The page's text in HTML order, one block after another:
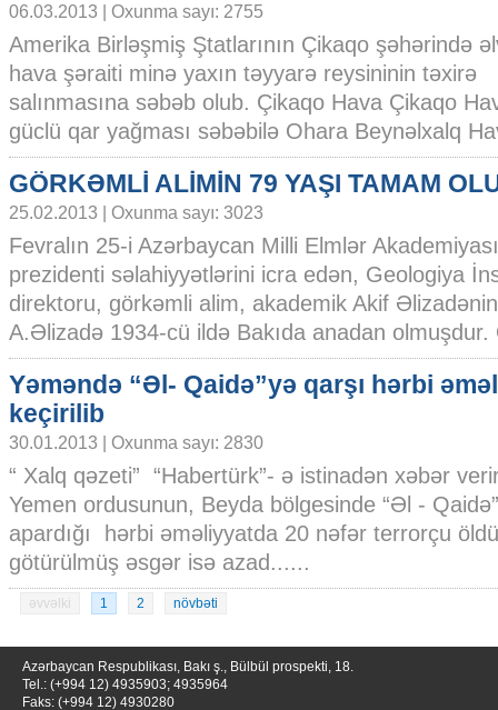
06.03.2013 | Oxunma sayı: 2755
Amerika Birləşmiş Ştatlarının Çikaqo şəhərində
hava şəraiti minə yaxın təyyarə reysininin təxirə
salınmasına səbəb olub. Çikaqo Hava Çikaqo
güclü qar yağması səbəbilə Ohara Beynəlxalq
GÖRKƏMLİ ALİMİN 79 YAŞI TAMAM
25.02.2013 | Oxunma sayı: 3023
Fevralın 25-i Azərbaycan Milli Elmlər
prezidenti səlahiyyətlərini icra edən, Geologiya
direktoru, görkəmli alim, akademik Akif
A.Əlizadə 1934-cü ildə Bakıda anadan
Yəməndə “Əl- Qaidə”yə qarşı hərbi
keçirilib
30.01.2013 | Oxunma sayı: 2830
“ Xalq qəzeti” “Habertürk”- ə istinadən xəbər
Yemen ordusunun, Beyda bölgesinde “Əl -
apardığı hərbi əməliyyatda 20 nəfər terrorçu
götürülmüş əsgər isə azad......
əvvəlki 1 2 növbəti
Azərbaycan Respublikası, Bakı ş., Bülbül prospekti, 18.
Tel.: (+994 12) 4935903; 4935964
Faks: (+994 12) 4930280